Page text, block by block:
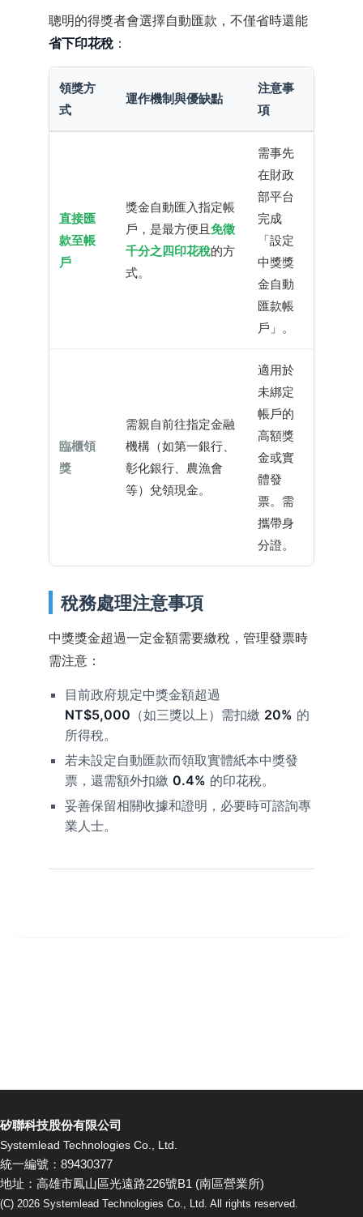
聰明的得獎者會選擇自動匯款，不僅省時還能
省下印花稅 ：
領獎方
式
運作機制與優缺點
注意事
項
直接匯
款至帳
戶
獎金自動匯入指定帳
戶，是最方便且免徵
千分之四印花稅的方
式。
需事先
在財政
部平台
完成
「設定
中獎獎
金自動
匯款帳
戶」。
臨櫃領
獎
需親自前往指定金融
機構（如第一銀行、
彰化銀行、農漁會
等）兌領現金。
適用於
未綁定
帳戶的
高額獎
金或實
體發
票。需
攜帶身
分證。
稅務處理注意事項
中獎獎金超過一定金額需要繳稅，管理發票時
需注意：
目前政府規定中獎金額超過
NT$5,000 （如三獎以上）需扣繳 20% 的
所得稅。
若未設定自動匯款而領取實體紙本中獎發
票，還需額外扣繳 0.4% 的印花稅。
妥善保留相關收據和證明，必要時可諮詢專
業人士。
矽聯科技股份有限公司
Systemlead Technologies Co., Ltd.
統一編號：89430377
地址：高雄市鳳山區光遠路226號B1 (南區營業所)
(C) 2026 Systemlead Technologies Co., Ltd. All rights reserved.